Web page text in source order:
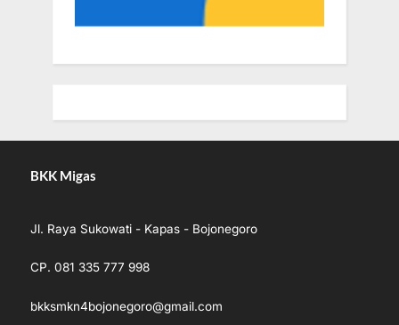
BKK Migas
Jl. Raya Sukowati - Kapas - Bojonegoro
CP. 081 335 777 998
bkksmkn4bojonegoro@gmail.com